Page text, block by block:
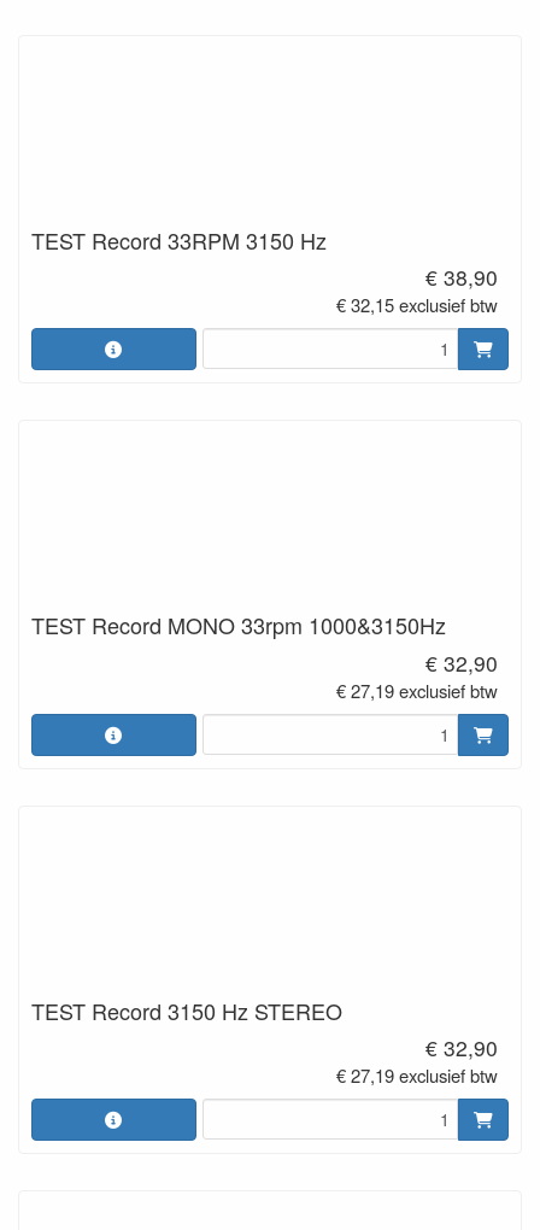
TEST Record 33RPM 3150 Hz
€ 38,90
€ 32,15 exclusief btw
TEST Record MONO 33rpm 1000&3150Hz
€ 32,90
€ 27,19 exclusief btw
TEST Record 3150 Hz STEREO
€ 32,90
€ 27,19 exclusief btw